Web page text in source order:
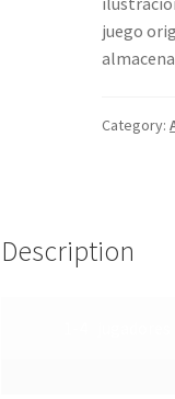
juego
Category:
Description